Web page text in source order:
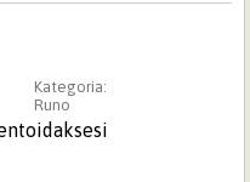
Kategoria:
Runo